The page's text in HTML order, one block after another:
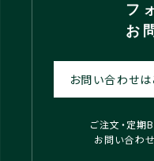
フ
お
お問い合わせは
ご注文・定期
お問い合わ